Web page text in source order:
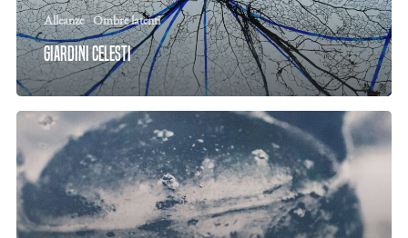
Alleanze Ombre latenti
Giardini Celesti